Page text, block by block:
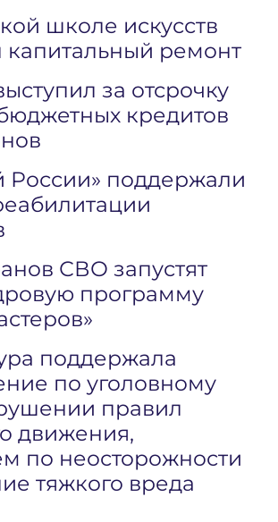
школе искусств
ремонт
за отсрочку
кредитов
России» поддержали
СВО запустят
программу
поддержала
по уголовному
правил
движения,
по неосторожности
тяжкого вреда